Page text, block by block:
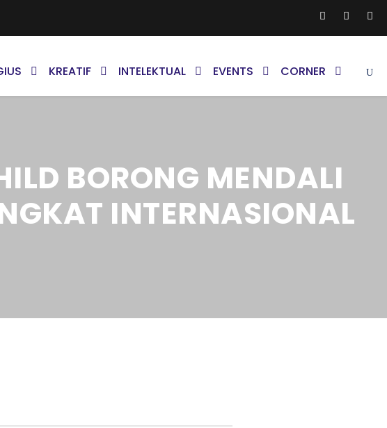
KREATIF INTELEKTUAL EVENTS CORNER
BORONG MENDALI
INTERNASIONAL